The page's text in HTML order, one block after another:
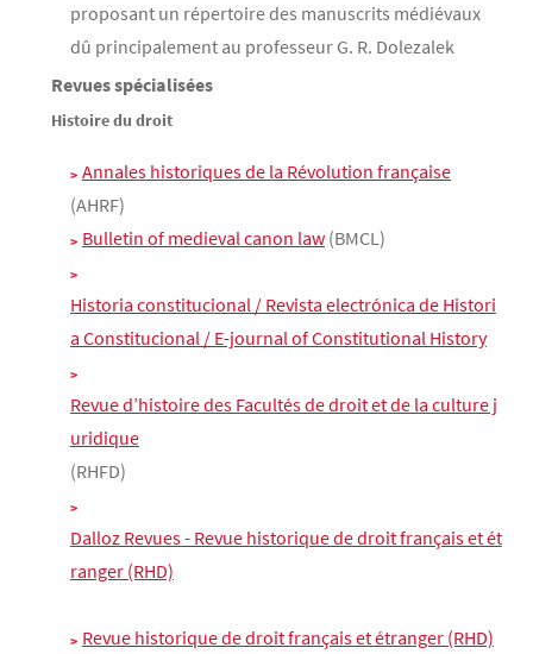
proposant un répertoire des manuscrits médiévaux
dû principalement au professeur G. R. Dolezalek
Revues spécialisées
Histoire du droit
Annales historiques de la Révolution française
(AHRF)
Bulletin of medieval canon law(BMCL)
Historia constitucional / Revista electrónica de Histori
a Constitucional / E-journal of Constitutional History
Revue d’histoire des Facultés de droit et de la culture j
uridique
(RHFD)
Dalloz Revues - Revue historique de droit français et ét
ranger (RHD)
Revue historique de droit français et étranger (RHD)